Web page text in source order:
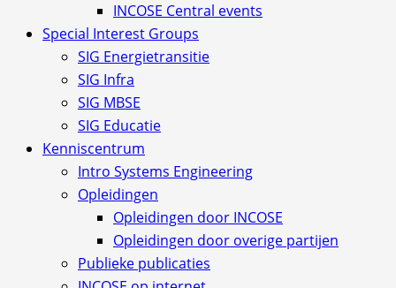
INCOSE Central events
Special Interest Groups
SIG Energietransitie
SIG Infra
SIG MBSE
SIG Educatie
Kenniscentrum
Intro Systems Engineering
Opleidingen
Opleidingen door INCOSE
Opleidingen door overige partijen
Publieke publicaties